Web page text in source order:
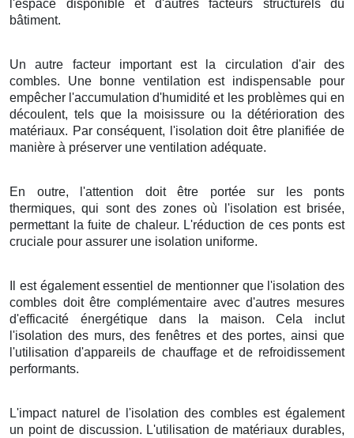
l'espace disponible et d'autres facteurs structurels du
bâtiment.
Un autre facteur important est la circulation d'air des
combles. Une bonne ventilation est indispensable pour
empêcher l'accumulation d'humidité et les problèmes qui en
découlent, tels que la moisissure ou la détérioration des
matériaux. Par conséquent, l'isolation doit être planifiée de
manière à préserver une ventilation adéquate.
En outre, l'attention doit être portée sur les ponts
thermiques, qui sont des zones où l'isolation est brisée,
permettant la fuite de chaleur. L'réduction de ces ponts est
cruciale pour assurer une isolation uniforme.
Il est également essentiel de mentionner que l'isolation des
combles doit être complémentaire avec d'autres mesures
d'efficacité énergétique dans la maison. Cela inclut
l'isolation des murs, des fenêtres et des portes, ainsi que
l'utilisation d'appareils de chauffage et de refroidissement
performants.
L'impact naturel de l'isolation des combles est également
un point de discussion. L'utilisation de matériaux durables,